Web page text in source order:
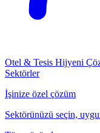
Otel & Tesis Hijyeni
Sektörler
İşinize özel çözüm
Sektörünüzü seçin,